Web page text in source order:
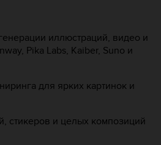
иллюстраций, видео и
Pika Labs, Kaiber, Suno и
для ярких картинок и
стикеров и целых композиций